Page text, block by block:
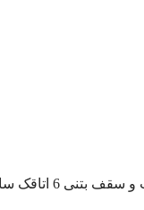
تکمیل اسکلت و